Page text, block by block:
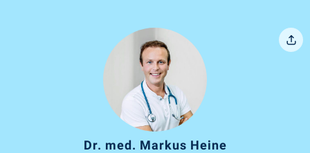
Dr. med. Markus Heine